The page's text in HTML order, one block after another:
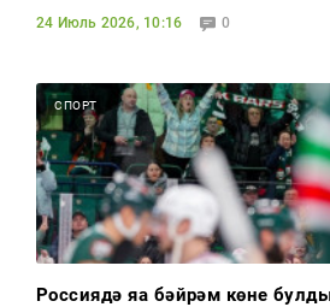
24 Июль 2026, 10:16 0
СПОРТ
Россиядә яңа бәйрәм көне